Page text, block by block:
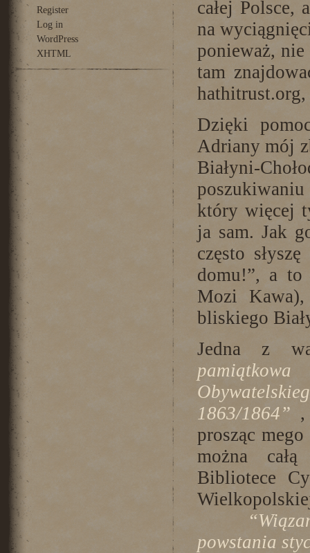
Register
Log in
WordPress
XHTML
całej Polsce,
na
ponieważ, nie
tam
Dzięki
Adriany mój
Białyni-
który więcej
ja sam. Jak
często
domu!”, a to
Mozi
bliskiego
Jedna z
1863/1864” ,
prosząc
można
Bibliotece
powstania